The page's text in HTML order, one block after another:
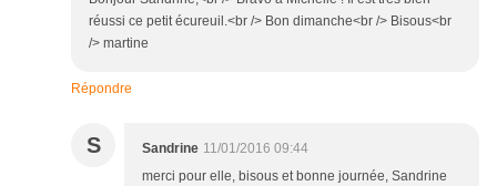
réussi ce petit écureuil.<br /> Bon dimanche<br /> Bisous<br
/> martine
Répondre
S Sandrine 11/01/2016 09:44
merci pour elle, bisous et bonne journée, Sandrine